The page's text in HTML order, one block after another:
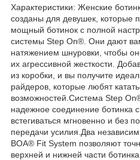
Характеристики: Женские
созданы для девушек, которые
мощный ботинок с полной
системы Step On®. Они дают
натяжением шнуровки, чтобы
их агрессивной жесткости.
из коробки, и вы получите
райдеров, которые любят
возможностей.Система Step
надежное соединение ботинка
встегиваться мгновенно и без
передачи усилия.Два
BOA® Fit System позволяют
верхней и нижней части